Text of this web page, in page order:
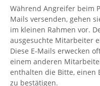
Während Angreifer beim
Mails versenden, gehen
im kleinen Rahmen vor.
ausgesuchte Mitarbeiter
Diese E-Mails erwecken
einem anderen
enthalten die Bitte, einen
zu bestätigen.